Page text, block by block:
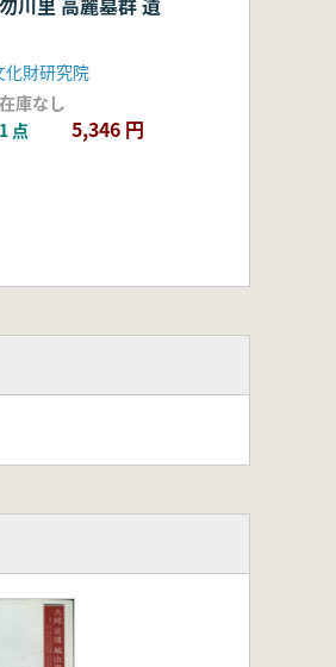
化財研究院
在庫なし
1 点 5,346 円